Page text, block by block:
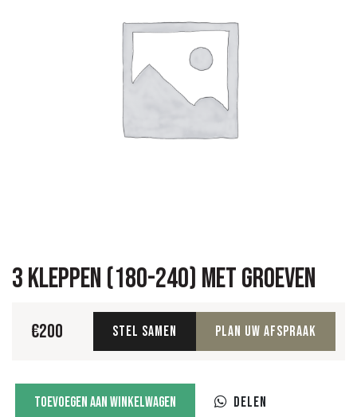
3 Kleppen (180-240) met groeven
€200 Stel samen Plan uw afspraak
KleppenToevoegen aan winkelwagen Delen